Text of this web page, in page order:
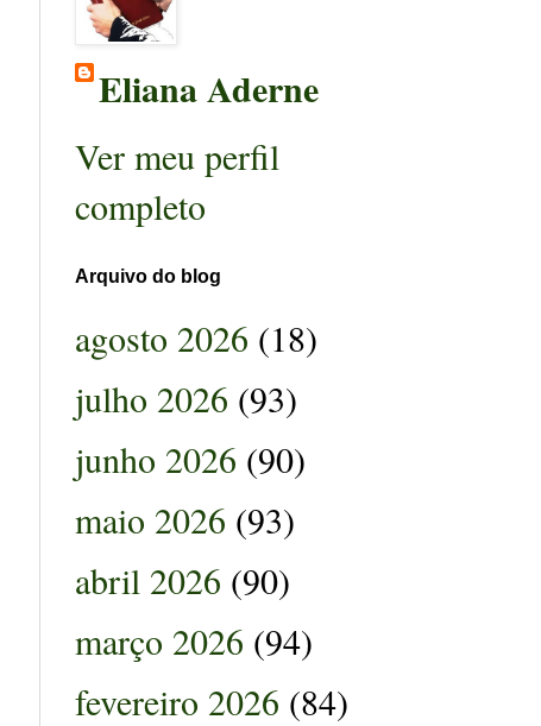
Eliana Aderne
Ver meu perfil
completo
Arquivo do blog
agosto 2026 (18)
julho 2026 (93)
junho 2026 (90)
maio 2026 (93)
abril 2026 (90)
março 2026 (94)
fevereiro 2026 (84)